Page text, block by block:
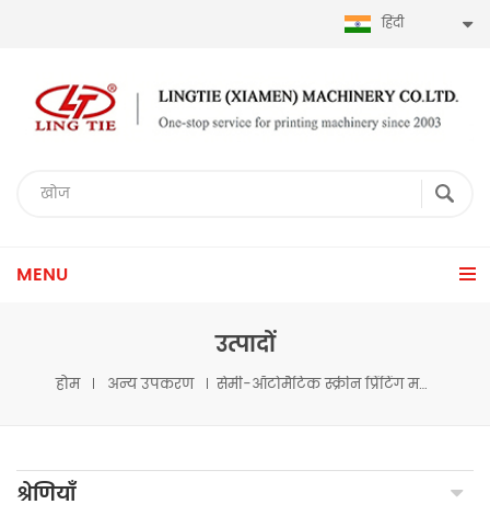
हिंदी
MENU
उत्पादों
होम अन्य उपकरण सेमी-ऑटोमैटिक स्क्रीन प्रिंटिंग मशीन
श्रेणियाँ